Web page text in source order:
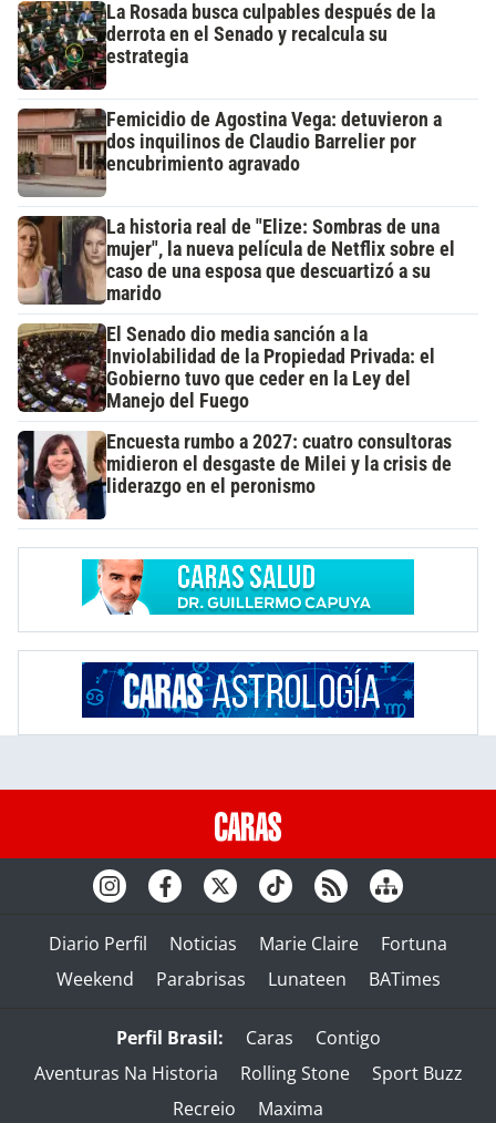
La Rosada busca culpables después de la
derrota en el Senado y recalcula su
estrategia
Femicidio de Agostina Vega: detuvieron a
dos inquilinos de Claudio Barrelier por
encubrimiento agravado
La historia real de "Elize: Sombras de una
mujer", la nueva película de Netflix sobre el
caso de una esposa que descuartizó a su
marido
El Senado dio media sanción a la
Inviolabilidad de la Propiedad Privada: el
Gobierno tuvo que ceder en la Ley del
Manejo del Fuego
Encuesta rumbo a 2027: cuatro consultoras
midieron el desgaste de Milei y la crisis de
liderazgo en el peronismo
Diario Perfil Noticias Marie Claire
Fortuna
Weekend
Parabrisas Lunateen BATimes
Perfil Brasil: Caras
Contigo
Aventuras Na Historia
Rolling Stone
Sport Buzz
Recreio
Maxima